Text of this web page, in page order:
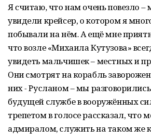
Я считаю, что нам очень повезло
увидели крейсер, о котором я
побывали на нём. А ещё мне
что возле «Михаила Кутузова»
увидеть мальчишек – местных и
Они смотрят на корабль
них - Русланом – мы
будущей службе в вооружённых
трепетом в голосе рассказал, что
адмиралом, служить на таком же